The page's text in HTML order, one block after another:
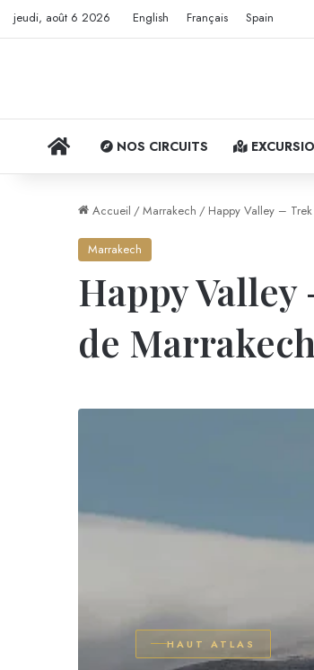
jeudi, août 6 2026 English Français Spain
ACCUEILNOS CIRCUITS
Accueil /Marrakech / Happy Valley –
Marrakech
Happy Valley
de Marrakech
HAUT ATLAS